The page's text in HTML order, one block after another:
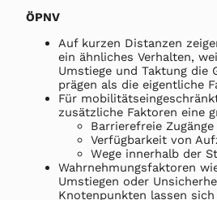
ÖPNV
Auf kurzen Distanzen
ein ähnliches Verhalten,
Umstiege und Taktung die
prägen als die eigentliche
Für
zusätzliche Faktoren eine
Barrierefreie Zugänge
Verfügbarkeit von
Wege innerhalb der
Wahrnehmungsfaktoren
Umstiegen oder
Knotenpunkten lassen